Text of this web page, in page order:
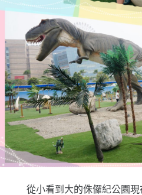
從小看到大的侏儸紀公園現